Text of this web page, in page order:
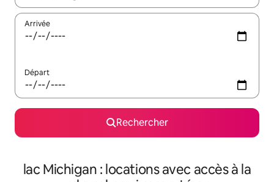
Arrivée
Départ
Rechercher
lac Michigan : locations avec accès à la